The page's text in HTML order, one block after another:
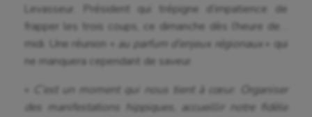
Levasseur. Président qui trépigne d’impatience de
frapper les trois coups, ce dimanche dès l’heure de…
midi. Une réunion «
au parfum d’enjeux régionaux » qui
ne manquera cependant de saveur.
C’est un moment qui nous tient à cœur. Organiser
des manifestations hippiques, accueillir notre fidèle